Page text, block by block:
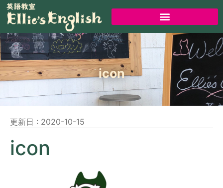
icon
更新日 : 2020-10-15
icon